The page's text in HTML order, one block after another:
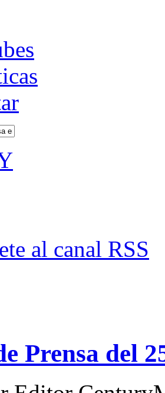
al canal RSS
Prensa del